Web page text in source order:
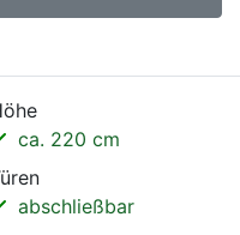
ca. 220 cm
abschließbar